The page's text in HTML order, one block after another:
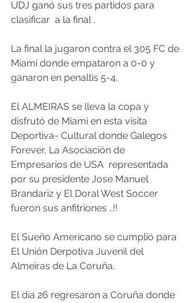
UDJ ganó sus tres partidos para
clasificar  a la final .
La final la jugaron contra el 305 FC de
Miami donde empataron a 0-0 y
ganaron en penaltis 5-4.
El ALMEIRAS se lleva la copa y
disfrutó de Miami en esta visita
Deportiva- Cultural donde Galegos
Forever, La Asociación de
Empresarios de USA  representada
por su presidente Jose Manuel
Brandariz y El Doral West Soccer
fueron sus anfitriones ..!!
El Sueño Americano se cumplió para
El Unión Derpotiva Juvenil del
Almeiras de La Coruña.
El día 26 regresaron a Coruña donde